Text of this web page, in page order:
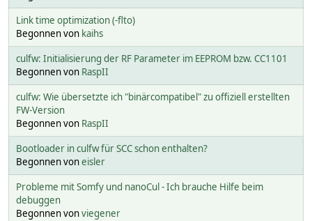
Link time optimization (-flto)
Begonnen von kaihs
culfw: Initialisierung der RF Parameter im EEPROM bzw. CC1101
Begonnen von RaspII
culfw: Wie übersetzte ich "binärcompatibel" zu offiziell erstellten
FW-Version
Begonnen von RaspII
Bootloader in culfw für SCC schon enthalten?
Begonnen voneisler
Probleme mit Somfy und nanoCul - Ich brauche Hilfe beim
debuggen
Begonnen vonviegener